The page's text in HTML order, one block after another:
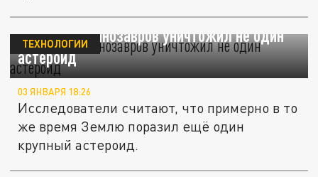
Daily Mail: динозавров уничтожил не один
астероид
ТЕХНОЛОГИИ
03 ЯНВАРЯ 18:26
Исследователи считают, что примерно в то
же время Землю поразил ещё один
крупный астероид.